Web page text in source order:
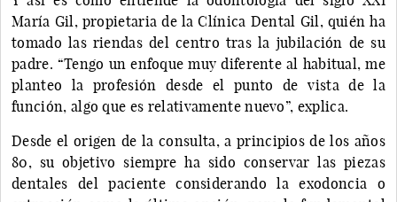
María Gil, propietaria de la Clínica Dental Gil, quién ha
tomado las riendas del centro tras la jubilación de su
padre. “Tengo un enfoque muy diferente al habitual, me
planteo la profesión desde el punto de vista de la
función, algo que es relativamente nuevo”, explica.
Desde el origen de la consulta, a principios de los años
80, su objetivo siempre ha sido conservar las piezas
dentales del paciente considerando la exodoncia o